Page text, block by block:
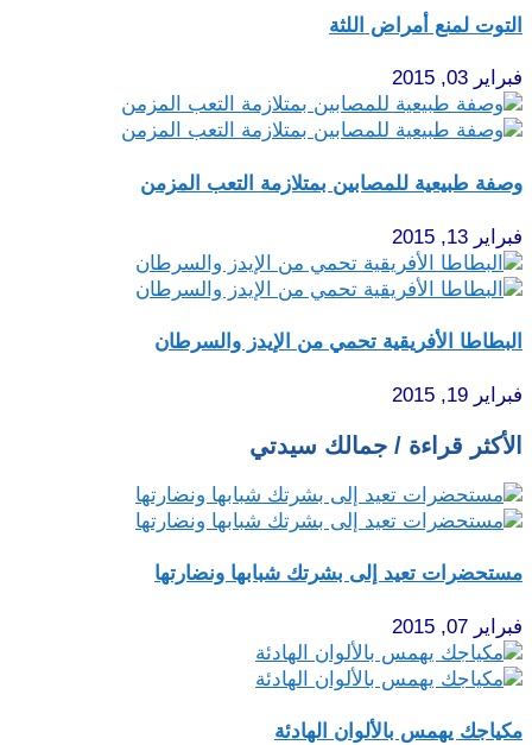
التوت لمنع أمراض اللثة
فبراير 03, 2015
وصفة طبيعية للمصابين بمتلازمة التعب المزمن
فبراير 13, 2015
البطاطا الأفريقية تحمي من الإيدز والسرطان
فبراير 19, 2015
الأكثر قراءة / جمالك سيدتي
مستحضرات تعيد إلى بشرتك شبابها ونضارتها
فبراير 07, 2015
مكياجك يهمس بالألوان الهادئة